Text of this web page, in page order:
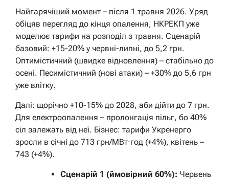
Найгарячіший момент – після 1 травня 2026. Уряд
обіцяв перегляд до кінця опалення, НКРЕКП уже
моделює тарифи на розподіл з травня. Сценарій
базовий: +15-20% у червні-липні, до 5,2 грн.
Оптимістичний (швидке відновлення) – стабільно до
осені. Песимістичний (нові атаки) – +30% до 5,6 грн
уже влітку.
Далі: щорічно +10-15% до 2028, аби дійти до 7 грн.
Для електроопалення – пролонгація пільг, бо 40%
сіл залежать від неї. Бізнес: тарифи Укренерго
зросли в січні до 713 грн/МВт·год (+4%), квітень –
743 (+4%).
Сценарій 1 (ймовірний 60%): Червень